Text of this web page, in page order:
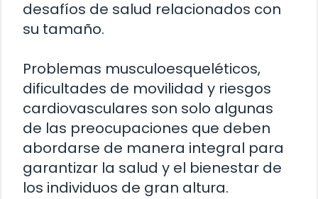
desafíos de salud relacionados con
su tamaño.
Problemas musculoesqueléticos,
dificultades de movilidad y riesgos
cardiovasculares son solo algunas
de las preocupaciones que deben
abordarse de manera integral para
garantizar la salud y el bienestar de
los individuos de gran altura.